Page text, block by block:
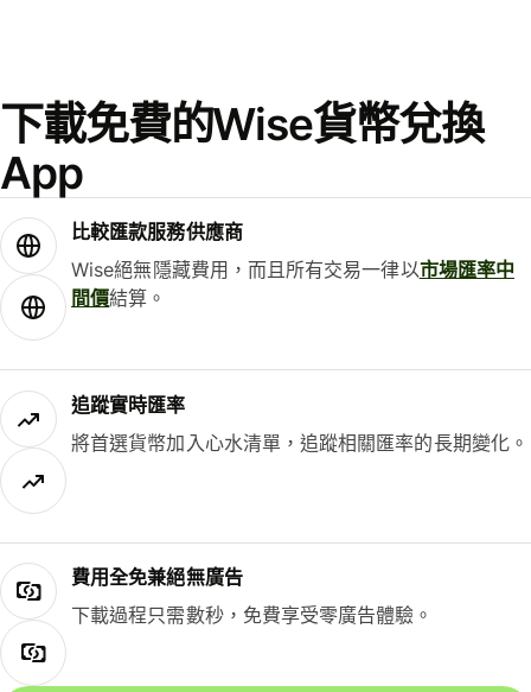
下載免費的Wise貨幣兌換
App
比較匯款服務供應商
Wise絕無隱藏費用，而且所有交易一律以市場匯率中
間價結算。
追蹤實時匯率
將首選貨幣加入心水清單，追蹤相關匯率的長期變化。
費用全免兼絕無廣告
下載過程只需數秒，免費享受零廣告體驗。